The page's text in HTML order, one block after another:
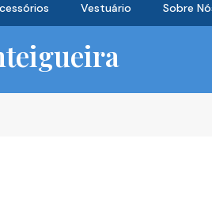
Vestuário Sobre